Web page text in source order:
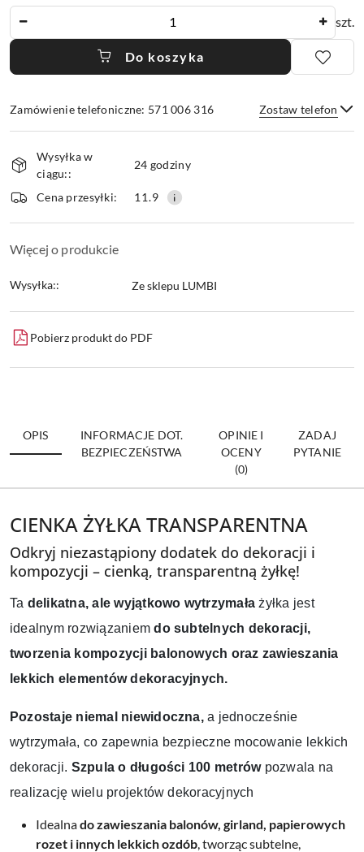
szt.
Do koszyka
Zamówienie telefoniczne: 571 006 316 Zostaw telefon
Dostępność
i
dostawa
Wysyłka w
ciągu::
24 godziny
Cena przesyłki: 11.9
Więcej o produkcie
Wysyłka:: Ze sklepu LUMBI
Pobierz produkt do PDF
OPIS
INFORMACJE DOT.
BEZPIECZEŃSTWA
OPINIE I
OCENY
(0)
ZADAJ
PYTANIE
CIENKA ŻYŁKA TRANSPARENTNA
Odkryj niezastąpiony dodatek do dekoracji i
kompozycji – cienką, transparentną żyłkę!
Ta delikatna, ale wyjątkowo wytrzymała żyłka jest
idealnym rozwiązaniemdo subtelnych dekoracji,
tworzenia kompozycji balonowych oraz zawieszania
lekkich elementów dekoracyjnych.
Pozostaje niemal niewidoczna,a jednocześnie
wytrzymała, co zapewnia bezpieczne mocowanie lekkich
dekoracji. Szpula o długości 100 metrówpozwala na
realizację wielu projektów dekoracyjnych
Idealnado zawieszania balonów, girland, papierowych
rozet i innych lekkich ozdób , tworząc subtelne,